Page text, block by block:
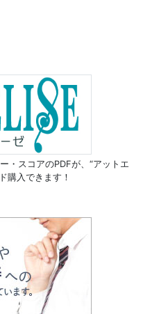
・スコアのPDFが、 “アットエ
購入できます！